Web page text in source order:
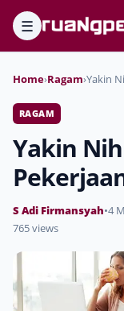
☰
Home›Ragam›Yakin
RAGAM
Yakin
S Adi Firmansyah•4
765 views